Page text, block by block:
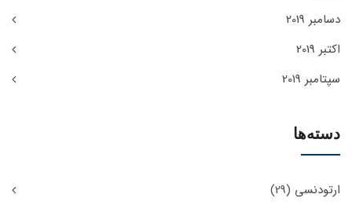
دسامبر 2019
اکتبر 2019
سپتامبر 2019
دسته‌ها
ارتودنسی (29)